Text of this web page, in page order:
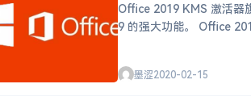
Office 2019 KMS 激活器
9 的强大功
墨涩2020-02-15